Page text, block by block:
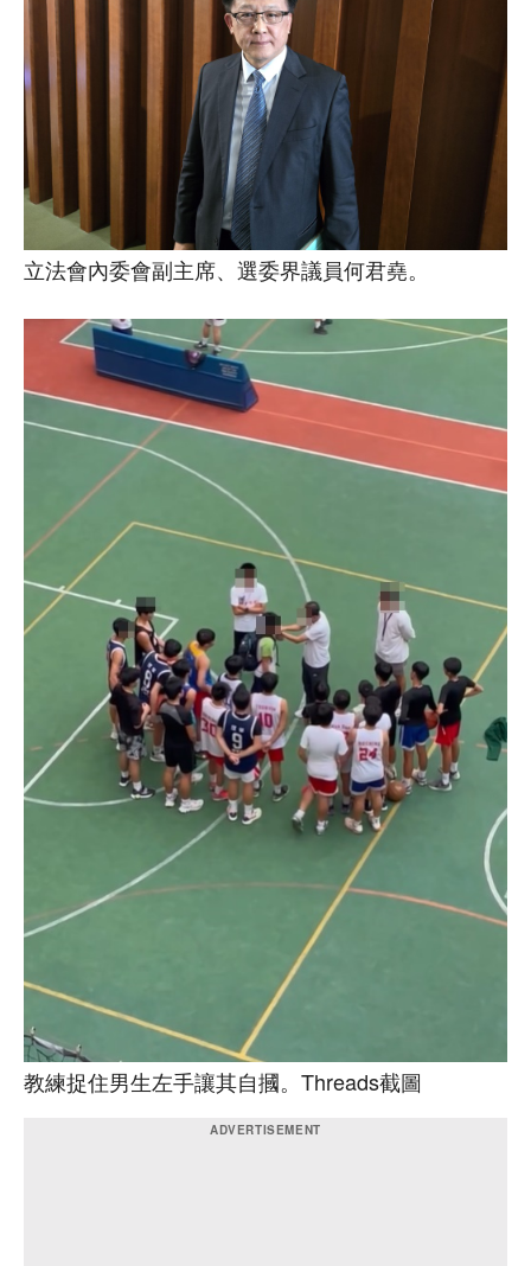
立法會內委會副主席、選委界議員何君堯。
教練捉住男生左手讓其自摑。Threads截圖